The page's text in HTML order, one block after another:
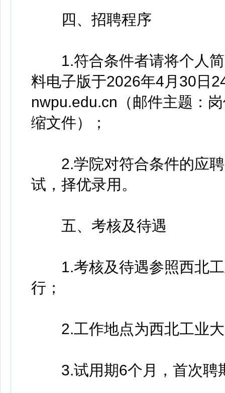
四、招聘程序
1.符合条件者请将个人简
料电子版于2026年4月30日
nwpu.edu.cn（邮件主题：
缩文件）；
2.学院对符合条件的应聘
试，择优录用。
五、考核及待遇
1.考核及待遇参照西北工
行；
2.工作地点为西北工业大
3.试用期6个月，首次聘